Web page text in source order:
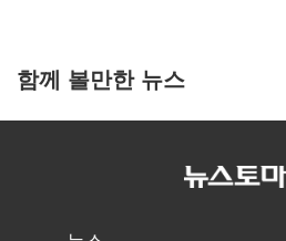
함께 볼만한 뉴스